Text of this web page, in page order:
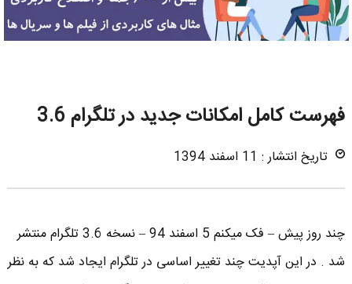
فهرست کامل امکانات جدید در تلگرام 3.6
تاریخ انتشار : 11 اسفند 1394
چند روز پیش – فک میکنم 5 اسفند 94 – نسخه 3.6 تلگرام منتشر
شد . در این آپدیت چند تغییر اساسی در تلگرام ایجاد شد که به نظر